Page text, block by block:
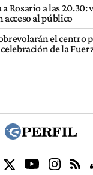
Rosario a las
acceso al público
el centro
de la